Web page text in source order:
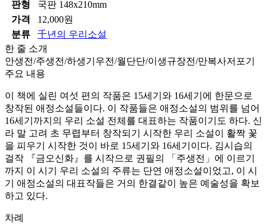
판형
국판 148x210mm
가격
12,000원
분류
千년의 우리소설
한 줄 소개
안생전/주생전/하생기우전/월단단/이생규장전/만복사저포기
주요 내용
이 책에 실린 여섯 편의 작품은 15세기와 16세기에 한문으로
창작된 애정소설들이다. 이 작품들은 애정소설의 범위를 넘어
16세기까지의 우리 소설 전체를 대표하는 작품이기도 하다. 신
라 말 고려 초 무렵부터 창작되기 시작한 우리 소설이 활짝 꽃
을 피우기 시작한 것이 바로 15세기와 16세기이다. 김시습의
걸작 『금오신화』를 시작으로 권필의 「주생전」에 이르기
까지 이 시기 우리 소설의 주류는 단연 애정소설이었고, 이 시
기 애정소설의 대표작들은 거의 한결같이 높은 예술성을 확보
하고 있다.
차례